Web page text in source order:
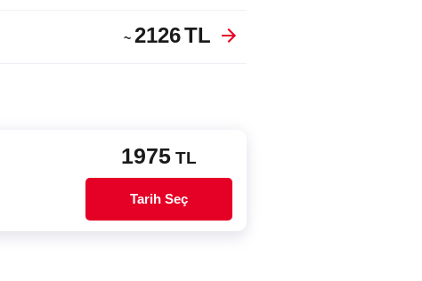
~ 2126TL
1975 TL
Tarih Seç